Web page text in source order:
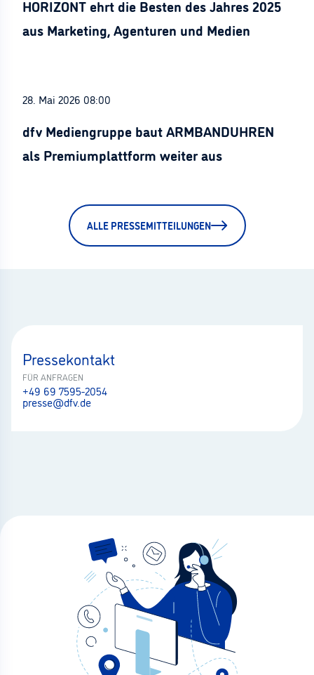
HORIZONT ehrt die Besten des Jahres 2025
aus Marketing, Agenturen und Medien
28. Mai 2026 08:00
dfv Mediengruppe baut ARMBANDUHREN
als Premiumplattform weiter aus
ALLE PRESSEMITTEILUNGEN
Pressekontakt
FÜR ANFRAGEN
+49 69 7595-2054
presse@dfv.de